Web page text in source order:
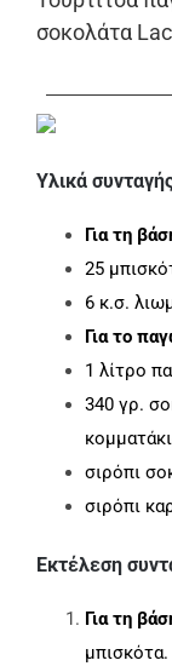
σοκολάτα
Υλικά
Για τη
25
6 κ.σ.
Για το
1 λίτρο
340 γρ.
σιρόπι
σιρόπι
Εκτέλεση
Για τη